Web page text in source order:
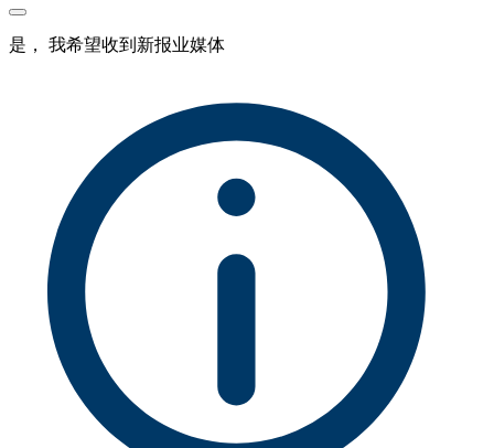
是， 我希望收到新报业媒体